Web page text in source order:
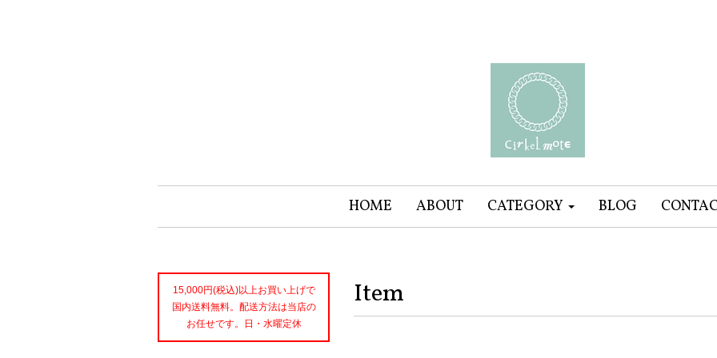
HOME ABOUT CATEGORY BLOG
Item
15,000円(税込)以上お買い上げで
国内送料無料。配送方法は当店の
お任せです。日・水曜定休